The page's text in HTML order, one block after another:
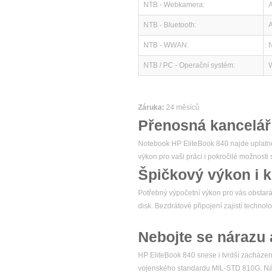
NTB - Webkamera:
NTB - Bluetooth:
NTB - WWAN:
NTB / PC - Operační systém:
Záruka: 24 měsíců
Přenosná kancelář
Notebook HP EliteBook 840 najde
výkon pro vaši práci i pokročilé možnosti
Špičkový výkon i
Potřebný výpočetní výkon pro vás
disk. Bezdrátové připojení zajistí
Nebojte se nárazu
HP EliteBook 840 snese i tvrdší
vojenského standardu MIL-STD 810G.